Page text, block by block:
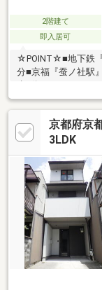
2階建て
即入居可
☆POINT☆■地下鉄
分■京福『蚕ノ社駅
歩6分■ファミリー
京都府京
3LDK